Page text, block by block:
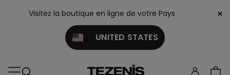
Visitez la boutique en ligne de votre Pays
UNITED STATES
×